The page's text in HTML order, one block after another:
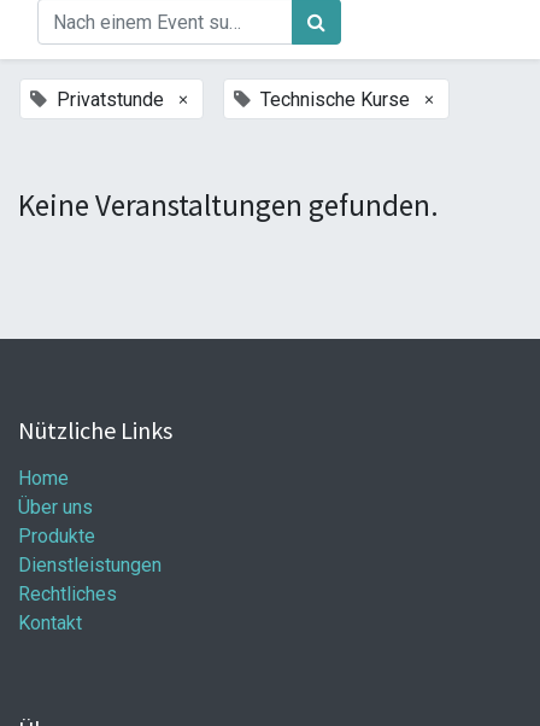
Privatstunde × Technische Kurse ×
Keine Veranstaltungen gefunden.
Nützliche Links
Home
Über uns
Produkte
Dienstleistungen
Rechtliches
Kontakt